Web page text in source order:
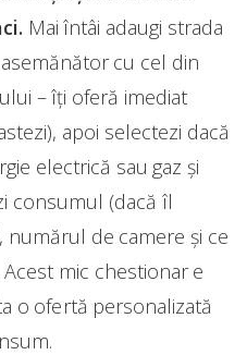
Mai întâi adaugi strada
cu cel din
– îți oferă imediat
apoi selectezi dacă
electrică sau gaz și
consumul (dacă îl
de camere și ce
mic chestionar e
o ofertă personalizată